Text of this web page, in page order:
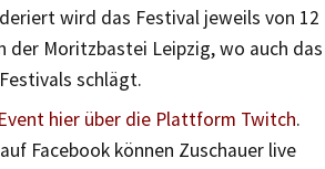
wird das Festival jeweils von 12
der Moritzbastei Leipzig, wo auch das
schlägt.
hier über die Plattform Twitch.
Facebook können Zuschauer live